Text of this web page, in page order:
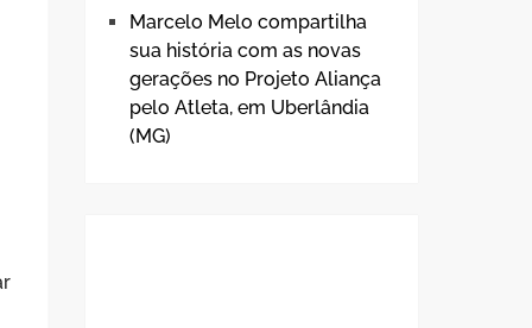
Marcelo Melo compartilha
sua história com as novas
gerações no Projeto Aliança
pelo Atleta, em Uberlândia
(MG)